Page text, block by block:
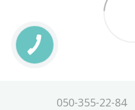
050-355-22-84